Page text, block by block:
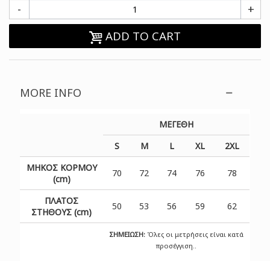
- +
ADD TO CART
MORE INFO
ΜΕΓΕΘΗ
S
M L XL 2XL
ΣΗΜΕΙΩΣΗ: Όλες οι μετρήσεις είναι κατά
προσέγγιση..
ΜΗΚΟΣ ΚΟΡΜΟΥ
(cm)
70 72 74 76 78
ΠΛΑΤΟΣ
ΣΤΗΘΟΥΣ (cm)
50 53 56 59 62